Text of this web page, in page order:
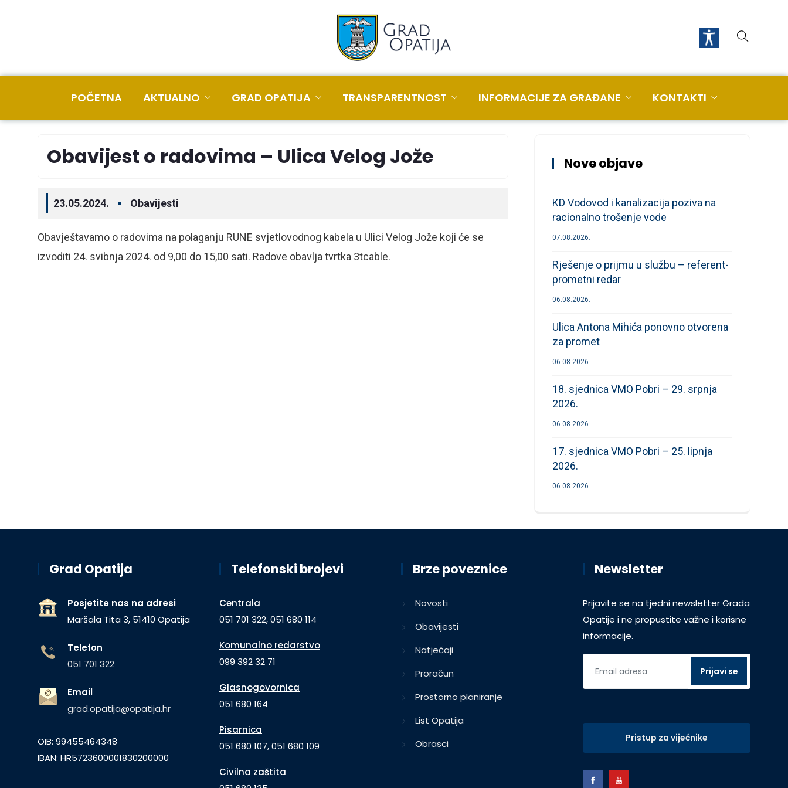
POČETNA AKTUALNO GRAD OPATIJA TRANSPARENTNOST INFORMACIJE ZA GRAĐANE KONTAKTI
Obavijest o radovima – Ulica Velog Jože
23.05.2024. Obavijesti
Obavještavamo o radovima na polaganju RUNE svjetlovodnog kabela u Ulici Velog Jože koji će se
izvoditi 24. svibnja 2024. od 9,00 do 15,00 sati. Radove obavlja tvrtka 3tcable.
Nove objave
KD Vodovod i kanalizacija poziva na
racionalno trošenje vode
07.08.2026.
Rješenje o prijmu u službu – referent-
prometni redar
06.08.2026.
Ulica Antona Mihića ponovno otvorena
za promet
06.08.2026.
18. sjednica VMO Pobri – 29. srpnja
2026.
06.08.2026.
17. sjednica VMO Pobri – 25. lipnja
2026.
06.08.2026.
Grad Opatija
Posjetite nas na adresi
Maršala Tita 3, 51410 Opatija
Telefon
051 701 322
Email
grad.opatija@opatija.hr
OIB: 99455464348
IBAN: HR5723600001830200000
Telefonski brojevi
Centrala
051 701 322, 051 680 114
Komunalno redarstvo
099 392 32 71
Glasnogovornica
051 680 164
Pisarnica
051 680 107, 051 680 109
Civilna zaštita
Brze poveznice
Novosti
Obavijesti
Natječaji
Proračun
Prostorno planiranje
List Opatija
Obrasci
Newsletter
Prijavite se na tjedni newsletter Grada
Opatije i ne propustite važne i korisne
informacije.
Pristup za vijećnike